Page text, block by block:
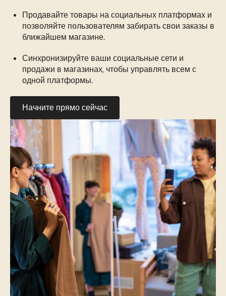
Продавайте товары на социальных платформах и
позволяйте пользователям забирать свои заказы в
ближайшем магазине.
Синхронизируйте ваши социальные сети и
продажи в магазинах, чтобы управлять всем с
одной платформы.
Начните прямо сейчас